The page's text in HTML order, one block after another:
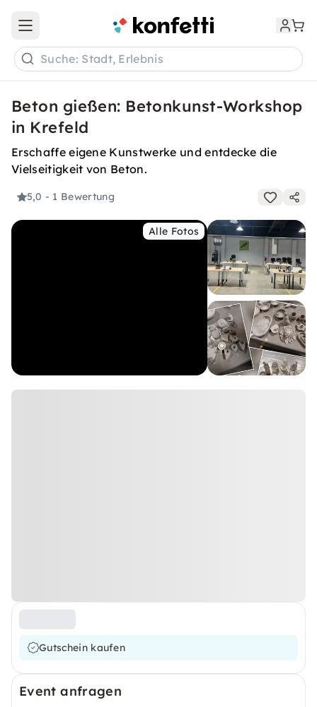
Open main menu
Suche: Stadt, Erlebnis
Beton gießen: Betonkunst-Workshop
in Krefeld
Erschaffe eigene Kunstwerke und entdecke die
Vielseitigkeit von Beton.
5,0 - 1 Bewertung
Alle Fotos
Gutschein kaufen
Event anfragen